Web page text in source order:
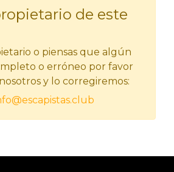
de este
o piensas que algún
o erróneo por favor
y lo corregiremos: